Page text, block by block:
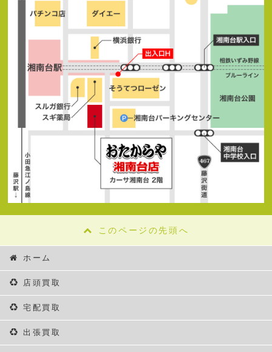
このページの先頭へ
ホーム
店頭買取
宅配買取
出張買取